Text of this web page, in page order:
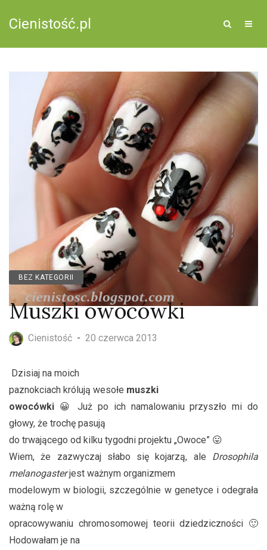
Cienistość.pl
BEZ KATEGORII
Muszki owocówki
Cienistość - 20 czerwca 2013
Dzisiaj na moich
paznokciach królują wesołe muszki
owocówki 😀 Już po ich namalowaniu przyszło mi do
głowy, że trochę pasują
do trwającego od kilku tygodni projektu „Owoce” 😛
Wiem, że zazwyczaj słabo się kojarzą, ale Drosophila
melanogasterjest ważnym organizmem
modelowym w biologii, szczególnie w genetyce i odegrała
ważną rolę w
opracowywaniu chromosomowej teorii dziedziczności 🙂
Hodowałam je na